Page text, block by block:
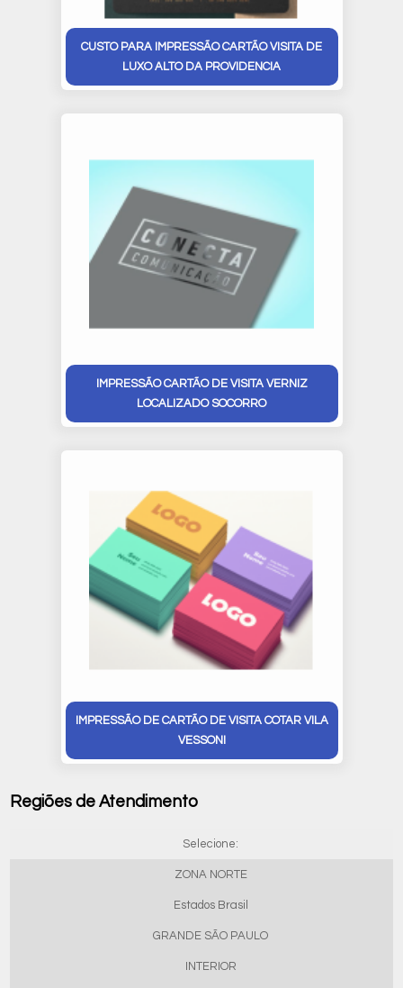
CUSTO PARA IMPRESSÃO CARTÃO VISITA DE
LUXO ALTO DA PROVIDENCIA
IMPRESSÃO CARTÃO DE VISITA VERNIZ
LOCALIZADO SOCORRO
IMPRESSÃO DE CARTÃO DE VISITA COTAR VILA
VESSONI
Regiões de Atendimento
Selecione:
ZONA NORTE
Estados Brasil
GRANDE SÃO PAULO
INTERIOR